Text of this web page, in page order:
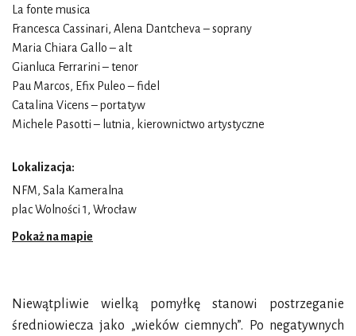
La fonte musica
Francesca Cassinari, Alena Dantcheva – soprany
Maria Chiara Gallo – alt
Gianluca Ferrarini – tenor
Pau Marcos, Efix Puleo – fidel
Catalina Vicens – portatyw
Michele Pasotti– lutnia, kierownictwo artystyczne
Lokalizacja:
NFM, Sala Kameralna
plac Wolności 1, Wrocław
Pokaż na mapie
Niewątpliwie wielką pomyłkę stanowi postrzeganie
średniowiecza jako „wieków ciemnych”. Po negatywnych